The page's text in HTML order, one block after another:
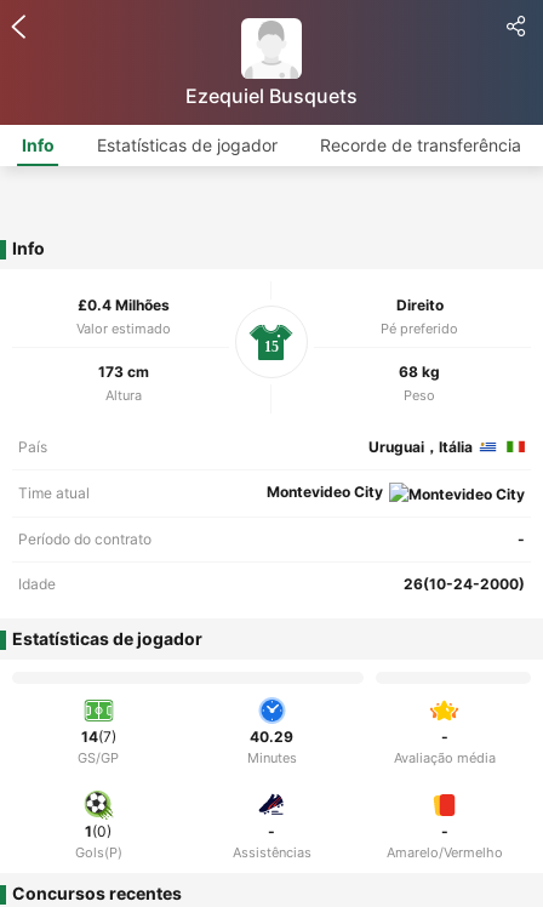
Ezequiel Busquets
Info Estatísticas de jogador Recorde de transferência
Info
£0.4 Milhões
Valor estimado
Direito
Pé preferido
173 cm
Altura
68 kg
Peso
15
País Uruguai，Itália
Time atual Montevideo City
Período do contrato -
Idade 26(10-24-2000)
Estatísticas de jogador
14(7)
GS/GP
40.29
Minutes
-
Avaliação média
1(0)
Gols(P)
-
Assistências
-
Amarelo/Vermelho
Concursos recentes